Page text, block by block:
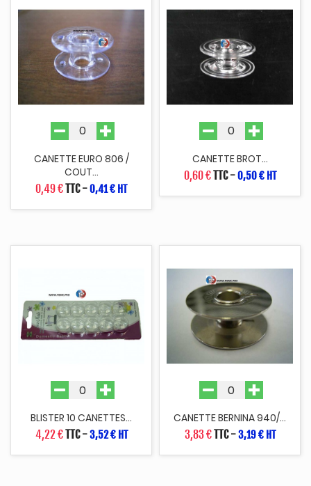
CANETTE EURO 806 /
COUT...
0,49 €TTC-0,41 € HT
CANETTE BROT...
0,60 €TTC-0,50 € HT
BLISTER 10 CANETTES...
4,22 €TTC-3,52 € HT
CANETTE BERNINA 940/...
3,83 €TTC-3,19 € HT